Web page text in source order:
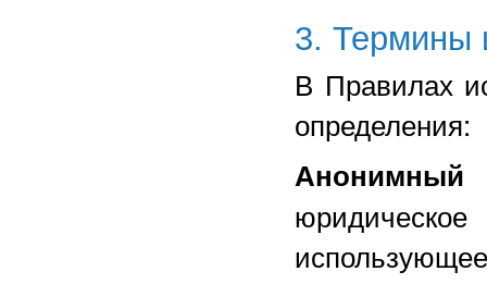
3. Термины
В Правилах
определения:
Анонимный